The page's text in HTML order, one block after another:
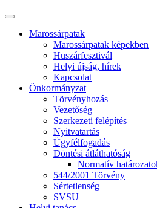
Marossárpatak
Marossárpatak képekben
Huszárfesztivál
Helyi újság, hírek
Kapcsolat
Önkormányzat
Törvényhozás
Vezetőség
Szerkezeti felépítés
Nyitvatartás
Ügyfélfogadás
Döntési átláthatóság
Normatív
544/2001 Törvény
Sértetlenség
SVSU